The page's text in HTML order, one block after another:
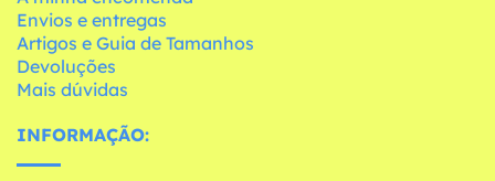
Envios e entregas
Artigos e Guia de Tamanhos
Devoluções
Mais dúvidas
INFORMAÇÃO: